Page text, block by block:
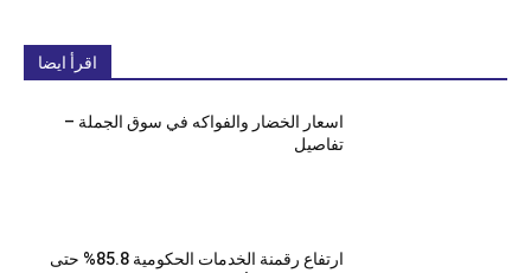
اقرأ ايضا
اسعار الخضار والفواكه في سوق الجملة –
تفاصيل
ارتفاع رقمنة الخدمات الحكومية 85.8% حتى